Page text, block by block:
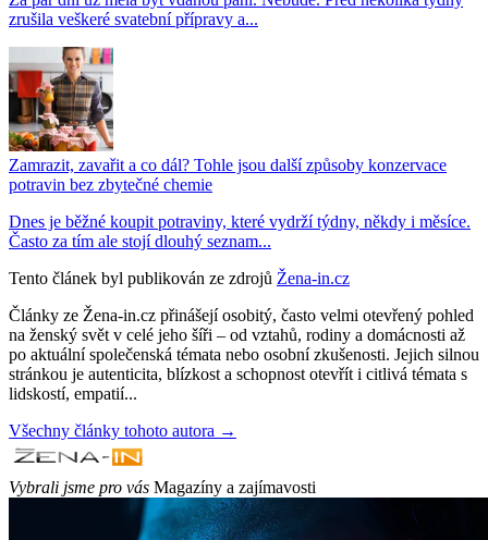
zrušila veškeré svatební přípravy a...
Zamrazit, zavařit a co dál? Tohle jsou další způsoby konzervace
potravin bez zbytečné chemie
Dnes je běžné koupit potraviny, které vydrží týdny, někdy i měsíce.
Často za tím ale stojí dlouhý seznam...
Tento článek byl publikován ze zdrojů Žena-in.cz
Články ze Žena-in.cz přinášejí osobitý, často velmi otevřený pohled
na ženský svět v celé jeho šíři – od vztahů, rodiny a domácnosti až
po aktuální společenská témata nebo osobní zkušenosti. Jejich silnou
stránkou je autenticita, blízkost a schopnost otevřít i citlivá témata s
lidskostí, empatií...
Všechny články tohoto autora →
Vybrali jsme pro vás Magazíny a zajímavosti